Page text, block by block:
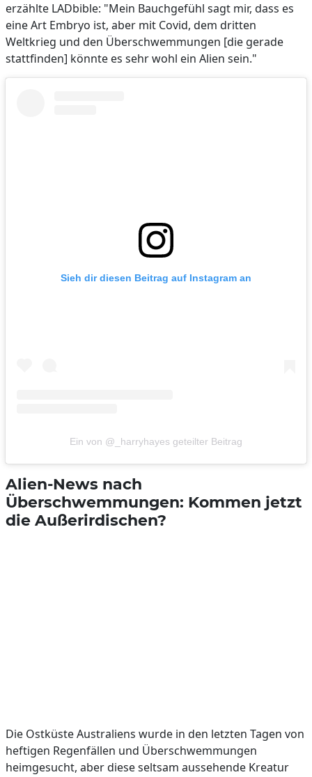
erzählte LADbible: "Mein Bauchgefühl sagt mir, dass es
eine Art Embryo ist, aber mit Covid, dem dritten
Weltkrieg und den Überschwemmungen [die gerade
stattfinden] könnte es sehr wohl ein Alien sein."
Sieh dir diesen Beitrag auf Instagram an
Ein von @_harryhayes geteilter Beitrag
Alien-News nach
Überschwemmungen: Kommen jetzt
die Außerirdischen?
Die Ostküste Australiens wurde in den letzten Tagen von
heftigen Regenfällen und Überschwemmungen
heimgesucht, aber diese seltsam aussehende Kreatur